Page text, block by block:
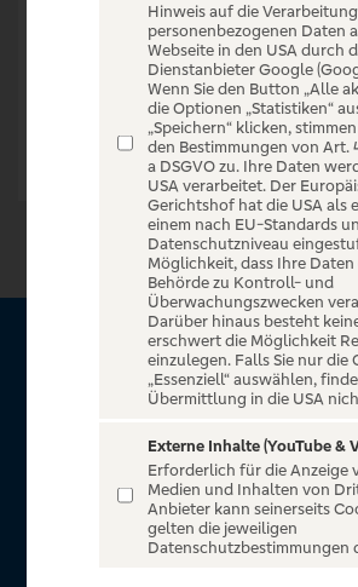
Zur Startseite
Über VR Entertain
für alle Kunden der Volksbanken
unserem einzigartigen Portal finden Sie
atemberaubende Konzerte, Musicals und
Fußball-Bundesliga sowie die
Hinweis auf die
personenbezogenen Daten
Webseite in den USA durch
Dienstanbieter Google
Wenn Sie den Button „Alle
die Optionen „Statistiken“
„Speichern“ klicken,
den Bestimmungen von Art.
a DSGVO zu. Ihre Daten
USA verarbeitet. Der
Gerichtshof hat die USA als
einem nach EU-Standards
Datenschutzniveau
Möglichkeit, dass Ihre
Behörde zu Kontroll- und
Überwachungszwecken
Darüber hinaus besteht
erschwert die Möglichkeit
einzulegen. Falls Sie nur die
„Essenziell“ auswählen,
Übermittlung in die USA
Externe Inhalte (YouTube &
Erforderlich für die Anzeige
Medien und Inhalten von
Anbieter kann seinerseits
gelten die jeweiligen
Datenschutzbestimmungen